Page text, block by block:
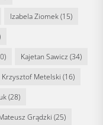
Izabela Ziomek(15)
Kajetan Sawicz (34)
Krzysztof Metelski (16)
(28)
Mateusz Grądzki (25)